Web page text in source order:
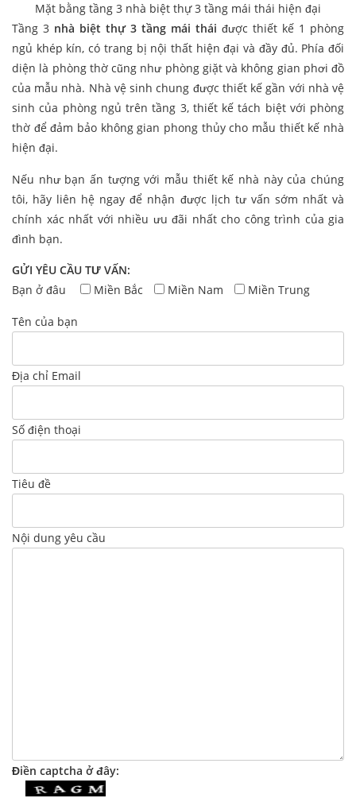
Mặt bằng tầng 3 nhà biệt thự 3 tầng mái thái hiện đại
Tầng 3 nhà biệt thự 3 tầng mái thái được thiết kế 1 phòng
ngủ khép kín, có trang bị nội thất hiện đại và đầy đủ. Phía đối
diện là phòng thờ cũng như phòng giặt và không gian phơi đồ
của mẫu nhà. Nhà vệ sinh chung được thiết kế gần với nhà vệ
sinh của phòng ngủ trên tầng 3, thiết kế tách biệt với phòng
thờ để đảm bảo không gian phong thủy cho mẫu thiết kế nhà
hiện đại.
Nếu như bạn ấn tượng với mẫu thiết kế nhà này của chúng
tôi, hãy liên hệ ngay để nhận được lịch tư vấn sớm nhất và
chính xác nhất với nhiều ưu đãi nhất cho công trình của gia
đình bạn.
GỬI YÊU CẦU TƯ VẤN:
Bạn ở đâu
Miền Bắc Miền Nam Miền Trung
Tên của bạn
Địa chỉ Email
Số điện thoại
Tiêu đề
Nội dung yêu cầu
Điền captcha ở đây: